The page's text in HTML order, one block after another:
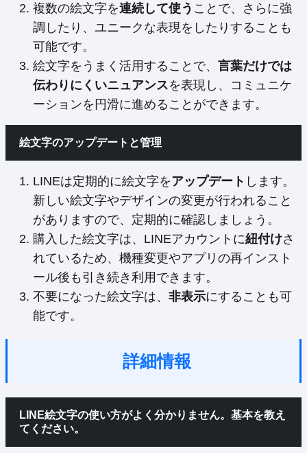
複数の絵文字を連続して使う ことで、さらに強
調したり、ユニークな表現をしたりすることも
可能です。
絵文字をうまく活用することで、 言葉だけでは
伝わりにくいニュアンスを表現し、コミュニケ
ーションを円滑に進めることができます。
絵文字のアップデートと管理
LINEは定期的に絵文字をアップデート します。
新しい絵文字やデザインの変更が行われること
がありますので、定期的に確認しましょう。
購入した絵文字は、LINEアカウントに紐付けさ
れているため、機種変更やアプリの再インスト
ール後も引き続き利用できます。
不要になった絵文字は、 非表示にすることも可
能です。
詳細情報
LINE絵文字の使い方がよく分かりません。基本を教え
てください。